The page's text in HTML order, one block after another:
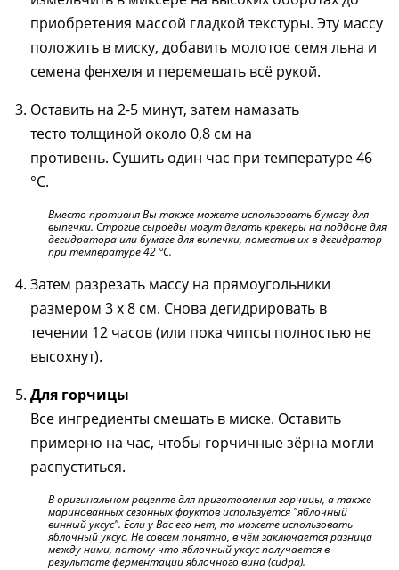
приобретения массой гладкой текстуры. Эту массу
положить в миску, добавить молотое семя льна и
семена фенхеля и перемешать всё рукой.
Оставить на 2-5 минут, затем намазать
тесто толщиной около 0,8 см на
противень. Сушить один час при температуре 46
°C.
Вместо противня Вы также можете использовать бумагу для
выпечки. Строгие сыроеды могут делать крекеры на поддоне для
дегидратора или бумаге для выпечки, поместив их в дегидратор
при температуре 42 °C.
Затем разрезать массу на прямоугольники
размером 3 x 8 см. Снова дегидрировать в
течении 12 часов (или пока чипсы полностью не
высохнут).
Для горчицы
Все ингредиенты смешать в миске. Оставить
примерно на час, чтобы горчичные зёрна могли
распуститься.
В оригинальном рецепте для приготовления горчицы, а также
маринованных сезонных фруктов используется "яблочный
винный уксус". Если у Вас его нет, то можете использовать
яблочный уксус. Не совсем понятно, в чём заключается разница
между ними, потому что яблочный уксус получается в
результате ферментации яблочного вина (сидра).